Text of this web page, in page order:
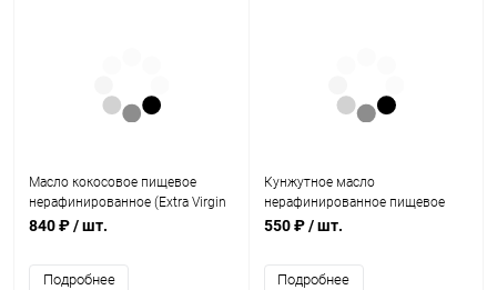
Масло кокосовое пищевое
нерафинированное (Extra Virgin
Organic) 200 мл, Baraka
840 ₽/ шт.
Подробнее
Кунжутное масло
нерафинированное пищевое
(Sesam Oil Gourmet) 250мл.,
550 ₽/ шт.
Подробнее